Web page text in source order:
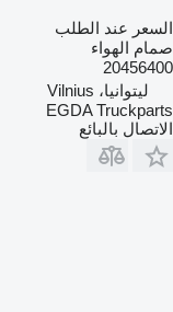
السعر عند الطلب
صمام الهواء
20456400
ليتوانيا، Vilnius
EGDA Truckparts
الاتصال بالبائع